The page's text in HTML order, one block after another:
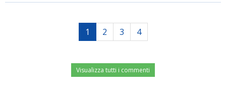
1 2 3 4
Visualizza tutti i commenti